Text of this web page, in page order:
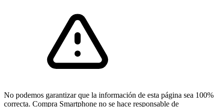
No podemos garantizar que la información de esta página sea 100%
correcta. Compra Smartphone no se hace responsable de